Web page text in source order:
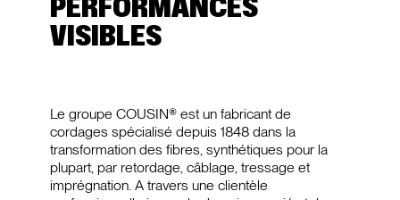
PERFORMANCES
VISIBLES
Le groupe COUSIN® est un fabricant de
cordages spécialisé depuis 1848 dans la
transformation des fibres, synthétiques pour la
plupart, par retordage, câblage, tressage et
imprégnation. A travers une clientèle